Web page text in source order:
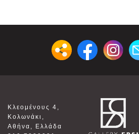
Κλεομένους 4,
Κολωνάκι,
Αθήνα, Ελλάδα